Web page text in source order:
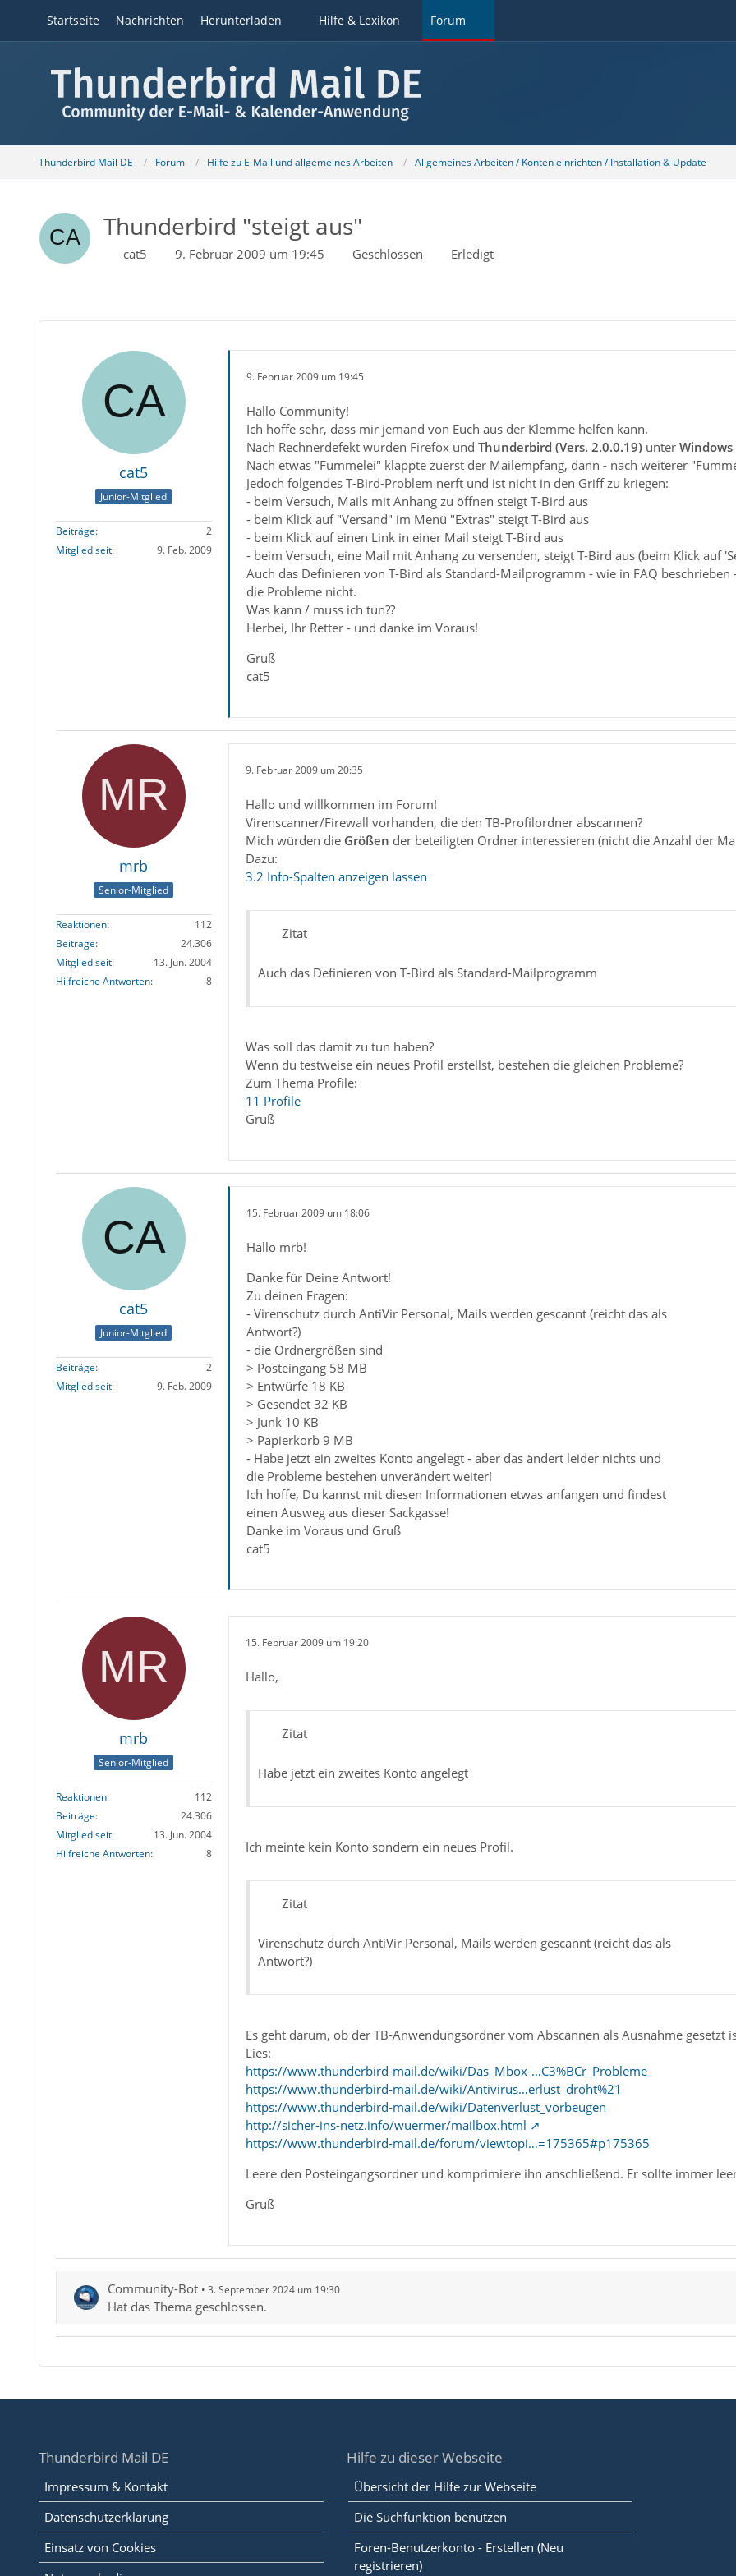
Startseite Nachrichten Herunterladen Hilfe & Lexikon Forum
Thunderbird Mail DE Forum Hilfe zu E-Mail und allgemeines Arbeiten Allgemeines Arbeiten / Konten einrichten / Installation & Update
Thunderbird "steigt aus"
cat5 9. Februar 2009 um 19:45 Geschlossen Erledigt
cat5
Junior-Mitglied
Beiträge
2
Mitglied seit
9. Feb. 2009
9. Februar 2009 um 19:45
Hallo Community!
Ich hoffe sehr, dass mir jemand von Euch aus der Klemme helfen kann.
Nach Rechnerdefekt wurden Firefox und Thunderbird (Vers. 2.0.0.19)unter Windows
Nach etwas "Fummelei" klappte zuerst der Mailempfang, dann - nach weiterer
Jedoch folgendes T-Bird-Problem nerft und ist nicht in den Griff zu kriegen:
- beim Versuch, Mails mit Anhang zu öffnen steigt T-Bird aus
- beim Klick auf "Versand" im Menü "Extras" steigt T-Bird aus
- beim Klick auf einen Link in einer Mail steigt T-Bird aus
- beim Versuch, eine Mail mit Anhang zu versenden, steigt T-Bird aus (beim Klick auf
Auch das Definieren von T-Bird als Standard-Mailprogramm - wie in FAQ beschrieben
die Probleme nicht.
Was kann / muss ich tun??
Herbei, Ihr Retter - und danke im Voraus!
Gruß
cat5
mrb
Senior-Mitglied
Reaktionen
112
Beiträge
24.306
Mitglied seit
13. Jun. 2004
Hilfreiche Antworten
8
9. Februar 2009 um 20:35
Hallo und willkommen im Forum!
Virenscanner/Firewall vorhanden, die den TB-Profilordner abscannen?
Mich würden die Größen der beteiligten Ordner interessieren (nicht die Anzahl der
Dazu:
3.2 Info-Spalten anzeigen lassen
Zitat
Auch das Definieren von T-Bird als Standard-Mailprogramm
Was soll das damit zu tun haben?
Wenn du testweise ein neues Profil erstellst, bestehen die gleichen Probleme?
Zum Thema Profile:
11 Profile
Gruß
cat5
Junior-Mitglied
Beiträge
2
Mitglied seit
9. Feb. 2009
15. Februar 2009 um 18:06
Hallo mrb!
Danke für Deine Antwort!
Zu deinen Fragen:
- Virenschutz durch AntiVir Personal, Mails werden gescannt (reicht das als
Antwort?)
- die Ordnergrößen sind
> Posteingang 58 MB
> Entwürfe 18 KB
> Gesendet 32 KB
> Junk 10 KB
> Papierkorb 9 MB
- Habe jetzt ein zweites Konto angelegt - aber das ändert leider nichts und
die Probleme bestehen unverändert weiter!
Ich hoffe, Du kannst mit diesen Informationen etwas anfangen und findest
einen Ausweg aus dieser Sackgasse!
Danke im Voraus und Gruß
cat5
mrb
Senior-Mitglied
Reaktionen
112
Beiträge
24.306
Mitglied seit
13. Jun. 2004
Hilfreiche Antworten
8
15. Februar 2009 um 19:20
Hallo,
Zitat
Habe jetzt ein zweites Konto angelegt
Ich meinte kein Konto sondern ein neues Profil.
Zitat
Virenschutz durch AntiVir Personal, Mails werden gescannt (reicht das als
Antwort?)
Es geht darum, ob der TB-Anwendungsordner vom Abscannen als Ausnahme gesetzt
Lies:
https://www.thunderbird-mail.de/wiki/Das_Mbox-…C3%BCr_Probleme
https://www.thunderbird-mail.de/wiki/Antivirus…erlust_droht%21
https://www.thunderbird-mail.de/wiki/Datenverlust_vorbeugen
http://sicher-ins-netz.info/wuermer/mailbox.html
https://www.thunderbird-mail.de/forum/viewtopi…=175365#p175365
Leere den Posteingangsordner und komprimiere ihn anschließend. Er sollte immer
Gruß
Community-Bot 3. September 2024 um 19:30
Hat das Thema geschlossen.
Thunderbird Mail DE
Impressum & Kontakt
Datenschutzerklärung
Einsatz von Cookies
Hilfe zu dieser Webseite
Übersicht der Hilfe zur Webseite
Die Suchfunktion benutzen
Foren-Benutzerkonto - Erstellen (Neu
registrieren)